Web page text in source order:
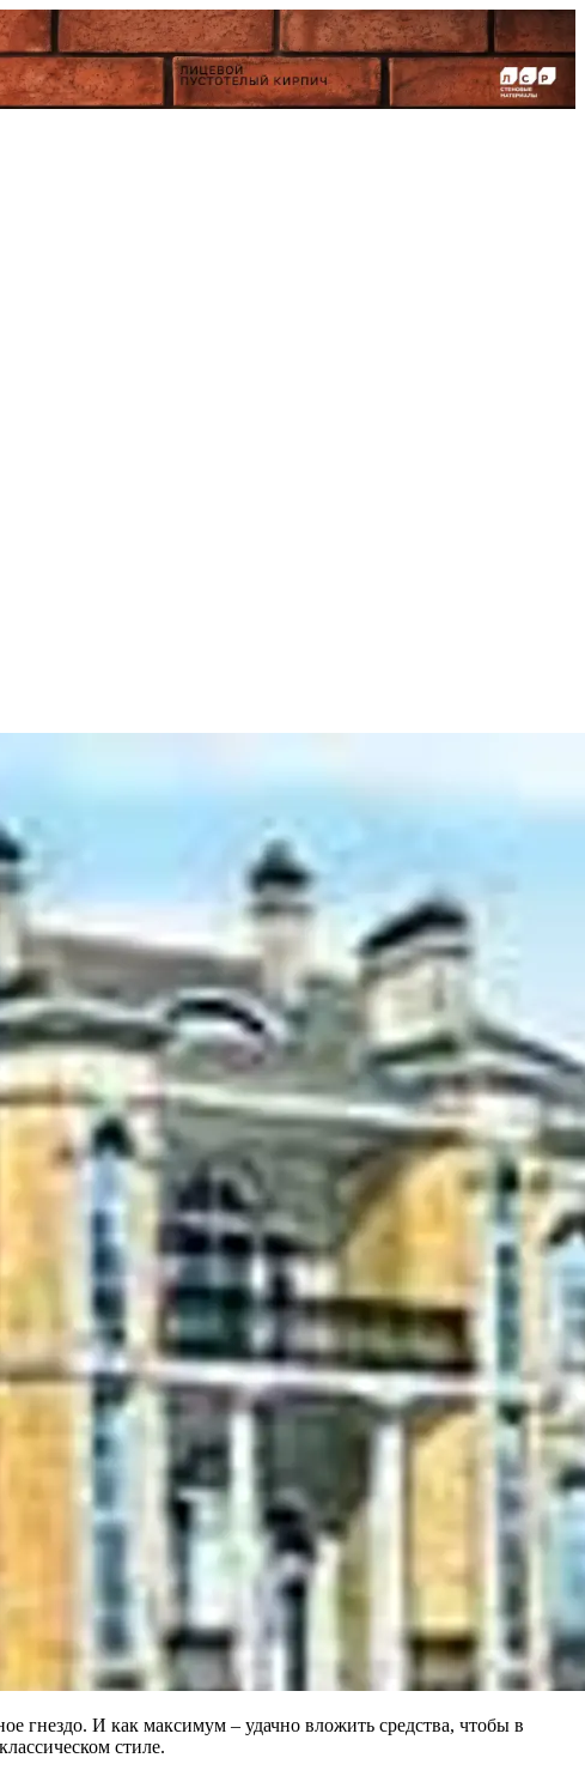
гнездо. И как максимум – удачно вложить средства, чтобы в
стиле.